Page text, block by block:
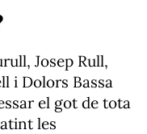
Josep Rull,
i Dolors Bassa
el got de tota
les